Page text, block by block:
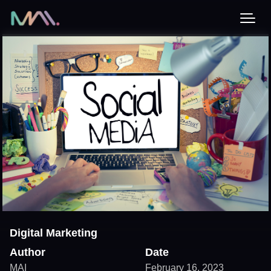
Digital Marketing
Author
MAI
Date
February 16, 2023